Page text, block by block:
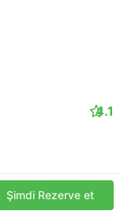
4.1
Şimdi Rezerve et